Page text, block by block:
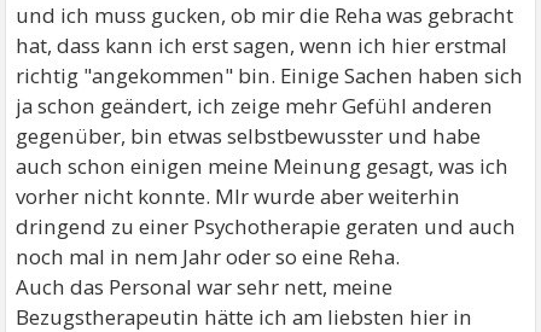
und ich muss gucken, ob mir die Reha was gebracht
hat, dass kann ich erst sagen, wenn ich hier erstmal
richtig "angekommen" bin. Einige Sachen haben sich
ja schon geändert, ich zeige mehr Gefühl anderen
gegenüber, bin etwas selbstbewusster und habe
auch schon einigen meine Meinung gesagt, was ich
vorher nicht konnte. MIr wurde aber weiterhin
dringend zu einer Psychotherapie geraten und auch
noch mal in nem Jahr oder so eine Reha.
Auch das Personal war sehr nett, meine
Bezugstherapeutin hätte ich am liebsten hier in